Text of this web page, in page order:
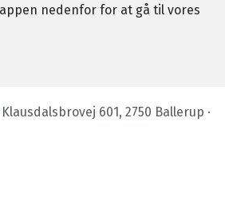
nedenfor for at gå til vores
601, 2750 Ballerup ·